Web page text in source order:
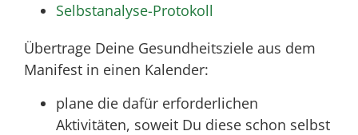
Selbstanalyse-Protokoll
Übertrage Deine Gesundheitsziele aus dem
Manifest in einen Kalender:
plane die dafür erforderlichen
Aktivitäten, soweit Du diese schon selbst